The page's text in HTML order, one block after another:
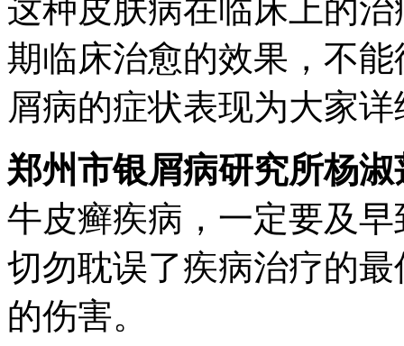
这种皮肤病在临床上的
期临床治愈的效果，不
屑病的症状表现为大家
郑州市银屑病研究所杨淑
牛皮癣疾病，一定要及
切勿耽误了疾病治疗的
的伤害。